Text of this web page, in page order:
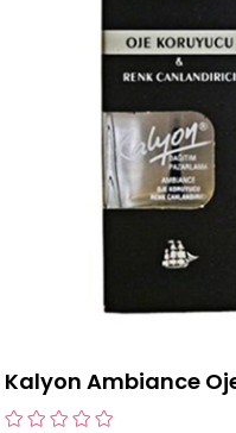
Kalyon Ambiance